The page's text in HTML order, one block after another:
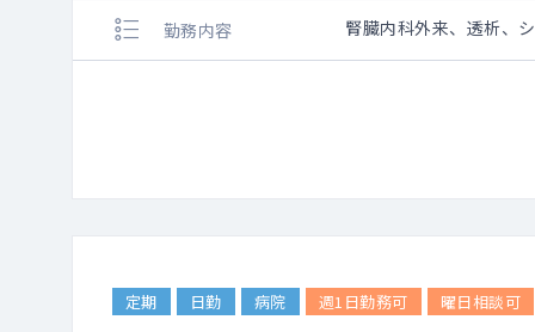
勤務内容 腎臓内科外来、透析、
定期 日勤 病院 週1日勤務可 曜日相談可